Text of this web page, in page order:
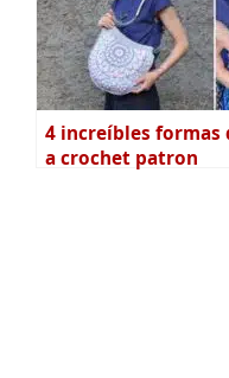
4 increíbles formas
a crochet patron